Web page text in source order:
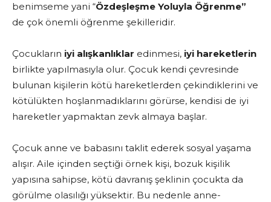
benimseme yani “Özdeşleşme Yoluyla Öğrenme”
de çok önemli öğrenme şekilleridir.
Çocukların iyi alışkanlıklar edinmesi, iyi hareketlerin
birlik­te yapılmasıyla olur. Çocuk kendi çevresinde
bulunan kişilerin kötü hareketlerden çekindiklerini ve
kötülükten hoşlanmadıkla­rını görürse, kendisi de iyi
hareketler yapmaktan zevk almaya başlar.
Çocuk anne ve babasını taklit ederek sosyal yaşama
alışır. Aile içinden seçtiği örnek kişi, bozuk kişilik
yapısına sahipse, kötü davranış şeklinin çocukta da
görülme olasılığı yüksektir. Bu nedenle anne-